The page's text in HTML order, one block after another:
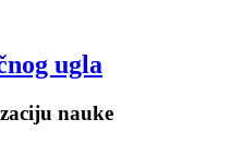
ugla
nauke